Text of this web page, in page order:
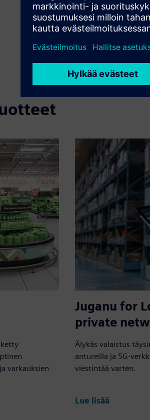
varkauksien
Juganu for
private
Älykäs valaistus
antureilla ja 5G-
viestintää varten.
Lue lisää